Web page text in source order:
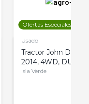
Ofertas Especiales
Usado
Tractor John Deere
2014, 4WD, DUAL
Isla Verde